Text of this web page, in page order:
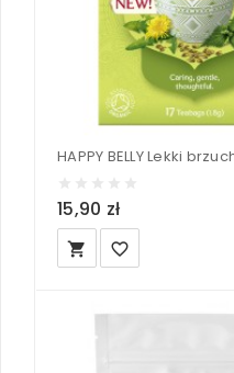
HAPPY BELLY Lekki
15,90 zł
local_grocery_store favorite_border